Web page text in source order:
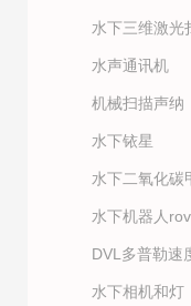
水下三维激光
水声通讯机
机械扫描声纳
水下铱星
水下二氧化碳
水下机器人rov
DVL多普勒速
水下相机和灯